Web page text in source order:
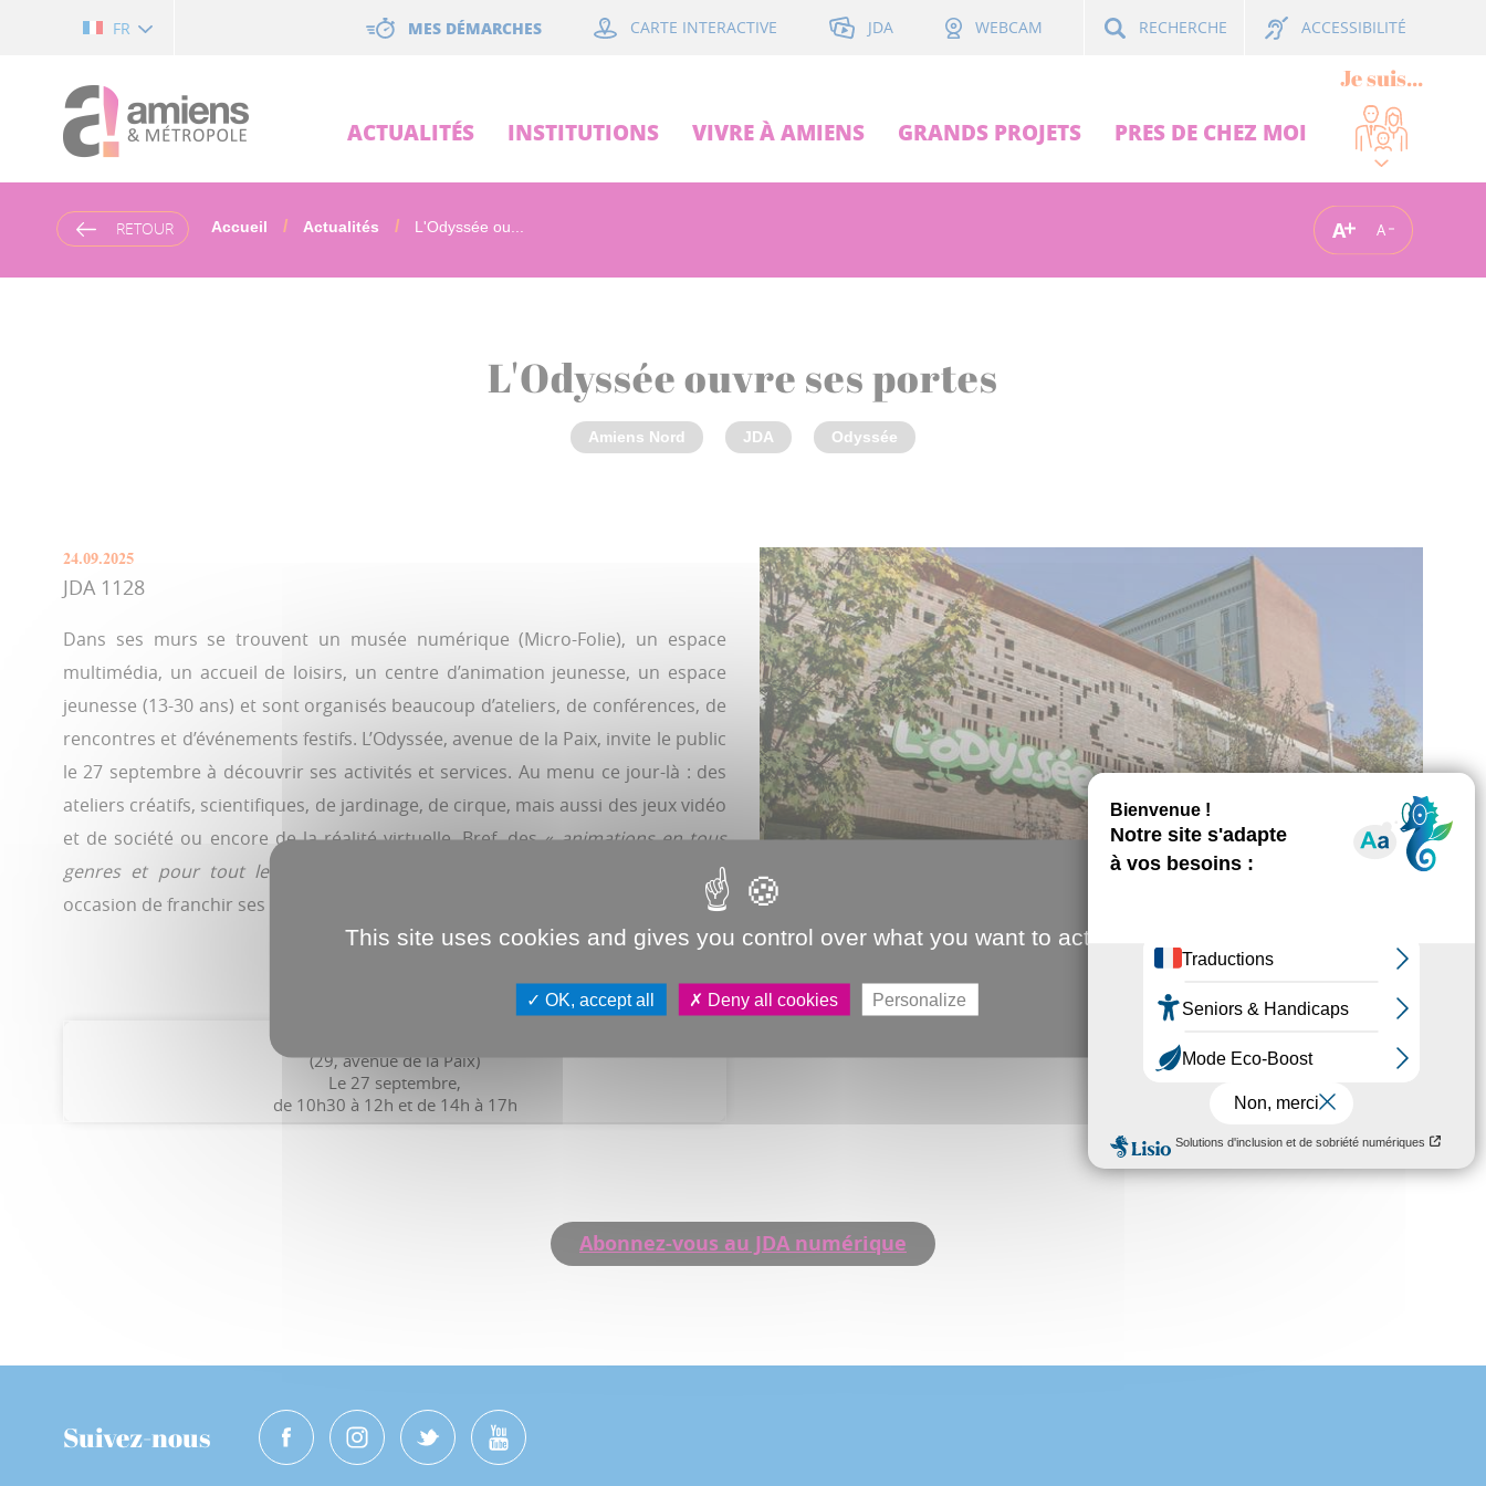
FR MES DÉMARCHES CARTE INTERACTIVE JDA WEBCAM RECHERCHE ACCESSIBILITÉ
ACTUALITÉS INSTITUTIONS VIVRE À AMIENS GRANDS PROJETS PRES DE CHEZ MOI
Je suis...
RETOUR Accueil Actualités L'Odyssée ou... A A
L'Odyssée ouvre ses portes
Amiens Nord JDA Odyssée
24.09.2025
JDA 1128
Dans ses murs se trouvent un musée numérique (Micro-Folie), un espace
multimédia, un accueil de loisirs, un centre d’animation jeunesse, un espace
jeunesse (13-30 ans) et sont organisés beaucoup d’ateliers, de conférences, de
rencontres et d’événements festifs. L’Odyssée, avenue de la Paix, invite le public
le 27 septembre à découvrir ses activités et services. Au menu ce jour-là : des
ateliers créatifs, scientifiques, de jardinage, de cirque, mais aussi des jeux vidéo
et de société ou encore de la réalité virtuelle. Bref, des «animations en tous
genres et pour tout le monde
», invite l’équipe organisatrice. Une bonne
occasion de franchir ses portes, largement ouvertes.
Jean-Christophe Fouquet
(29, avenue de la Paix)
Le 27 septembre,
de 10h30 à 12h et de 14h à 17h
Abonnez-vous au JDA numérique
Suivez-nous
This site uses cookies and gives you control over what you want to activate
OK, accept all Deny all cookies Personalize